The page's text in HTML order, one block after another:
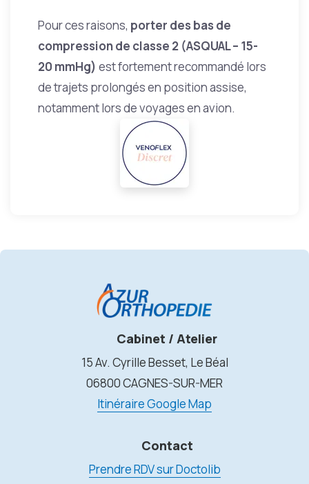
Pour ces raisons, porter des bas de
compression de classe 2 (ASQUAL – 15-
20 mmHg) est fortement recommandé lors
de trajets prolongés en position assise,
notamment lors de voyages en avion.
Cabinet / Atelier
15 Av. Cyrille Besset, Le Béal
06800 CAGNES-SUR-MER
Itinéraire Google Map
Contact
Prendre RDV sur Doctolib